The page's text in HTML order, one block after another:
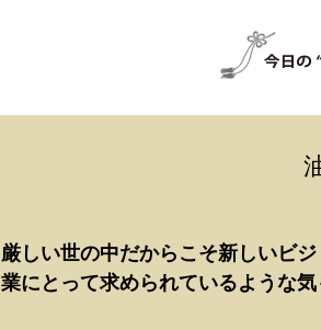
厳しい世の中だからこそ新しいビ
業にとって求められているような気